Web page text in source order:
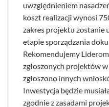
uwzględnieniem
koszt realizacji wynosi
zakres projektu zostanie
etapie sporządzania
Rekomendujemy
zgłoszonych projektów
zgłoszono innych
Inwestycja będzie
zgodnie z zasadami